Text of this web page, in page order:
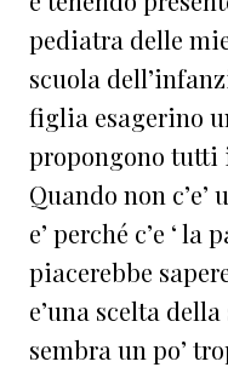
pediatra delle
scuola
figlia esagerino
propongono tutti
Quando non c’e’
e’ perché c’e ‘ la
piacerebbe
e’una scelta
sembra un po’